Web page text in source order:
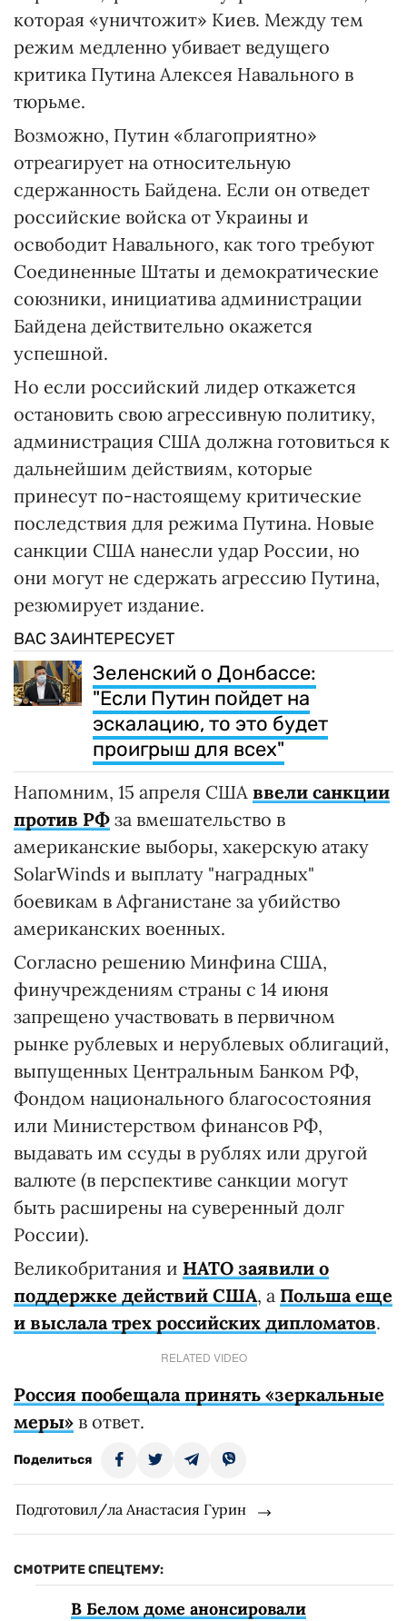
которая «уничтожит» Киев. Между тем
режим медленно убивает ведущего
критика Путина Алексея Навального в
тюрьме.
Возможно, Путин «благоприятно»
отреагирует на относительную
сдержанность Байдена. Если он отведет
российские войска от Украины и
освободит Навального, как того требуют
Соединенные Штаты и демократические
союзники, инициатива администрации
Байдена действительно окажется
успешной.
Но если российский лидер откажется
остановить свою агрессивную политику,
администрация США должна готовиться к
дальнейшим действиям, которые
принесут по-настоящему критические
последствия для режима Путина. Новые
санкции США нанесли удар России, но
они могут не сдержать агрессию Путина,
резюмирует издание.
ВАС ЗАИНТЕРЕСУЕТ
Зеленский о Донбассе:
"Если Путин пойдет на
эскалацию, то это будет
проигрыш для всех"
Напомним, 15 апреля США ввели санкции
против РФ за вмешательство в
американские выборы, хакерскую атаку
SolarWinds и выплату "наградных"
боевикам в Афганистане за убийство
американских военных.
Согласно решению Минфина США,
финучреждениям страны с 14 июня
запрещено участвовать в первичном
рынке рублевых и нерублевых облигаций,
выпущенных Центральным Банком РФ,
Фондом национального благосостояния
или Министерством финансов РФ,
выдавать им ссуды в рублях или другой
валюте (в перспективе санкции могут
быть расширены на суверенный долг
России).
Великобритания и НАТО заявили о
поддержке действий США, а Польша еще
и выслала трех российских дипломатов.
RELATED VIDEO
Россия пообещала принять «зеркальные
меры» в ответ.
Поделиться
Подготовил/ла Анастасия Гурин
СМОТРИТЕ СПЕЦТЕМУ:
В Белом доме анонсировали